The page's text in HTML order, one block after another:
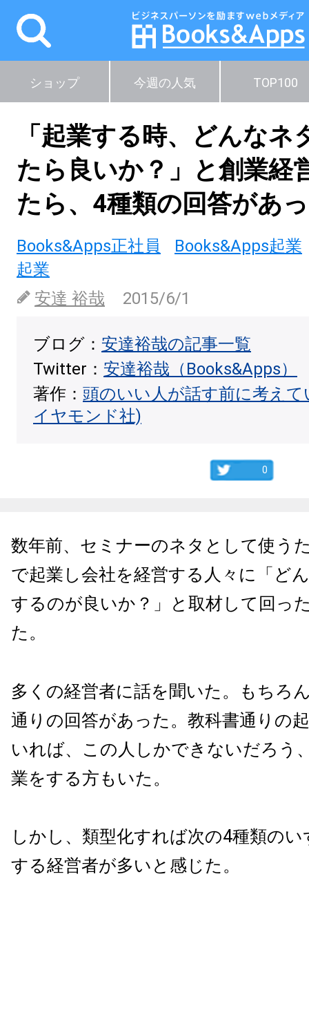
ショップ 今週の人気 TOP100
「起業する時、どんなネ
たら良いか？」と創業経
たら、4種類の回答があ
Books&Apps正社員
Books&Apps起業
起業
安達 裕哉
2015/6/1
ブログ： 安達裕哉の記事一覧
Twitter： 安達裕哉（Books&Apps）
著作： 頭のいい人が話す前に考え
イヤモンド社)
0
数年前、セミナーのネタとして使う
で起業し会社を経営する人々に「ど
するのが良いか？」と取材して回っ
た。
多くの経営者に話を聞いた。もちろ
通りの回答があった。教科書通りの
いれば、この人しかできないだろう
業をする方もいた。
しかし、類型化すれば次の4種類の
する経営者が多いと感じた。